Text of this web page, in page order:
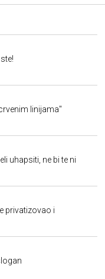
linijama"
uhapsiti, ne bi te ni
privatizovao i